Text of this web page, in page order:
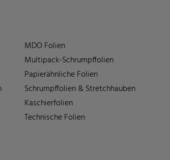
MDO Folien
Multipack-Schrumpffolien
Papierähnliche Folien
Schrumpffolien & Stretchhauben
Kaschierfolien
Technische Folien